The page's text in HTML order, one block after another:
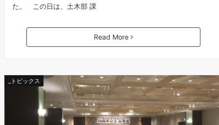
た。 この日は、土木部 課
Read More
_トピックス